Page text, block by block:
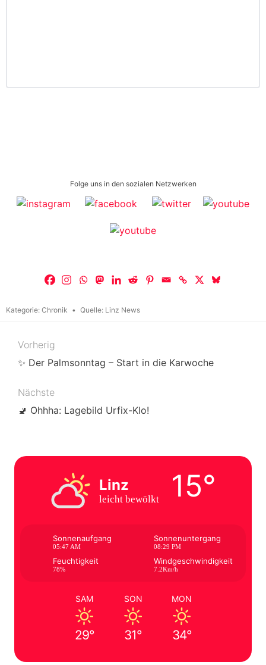
Folge uns in den sozialen Netzwerken
Kategorie: Chronik Quelle: Linz News
Beitragsnavigation
Vorherig
✨ Der Palmsonntag – Start in die Karwoche
Nächste
🚽 Ohhha: Lagebild Urfix-Klo!
Linz
leicht bewölkt 15°
Sonnenaufgang
05:47 AM
Sonnenuntergang
08:29 PM
Feuchtigkeit
78%
Windgeschwindigkeit
7.2Km/h
SAM
29°
SON
31°
MON
34°